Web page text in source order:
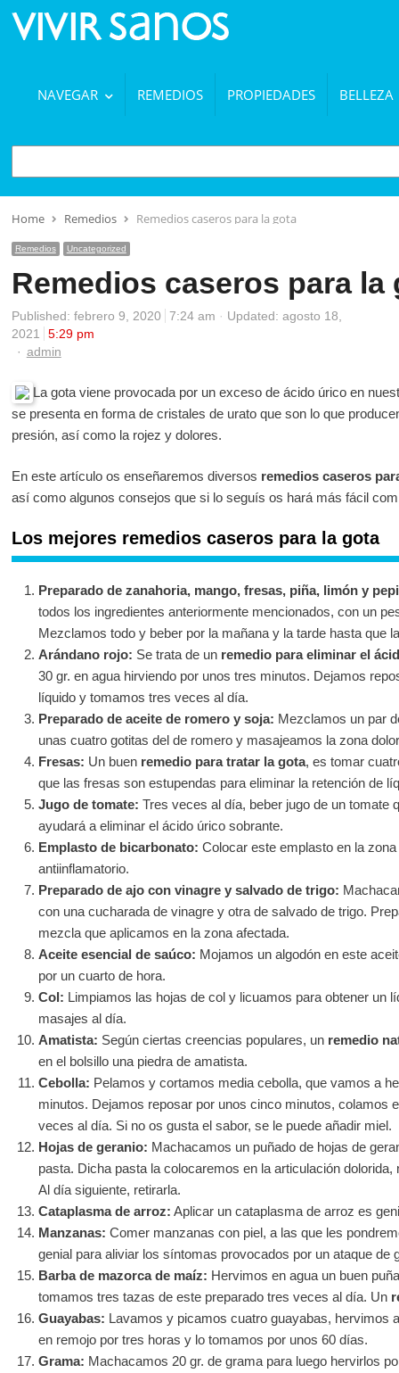
NAVEGAR REMEDIOS PROPIEDADES BELLEZA
BUSCAR
Home Remedios Remedios caseros para la gota
Remedios Uncategorized
Remedios caseros para la
Published: febrero 9, 2020 7:24 am
Updated: agosto 18,
2021
5:29 pm
Author
admin
La gota viene provocada por un exceso de ácido úrico en
se presenta en forma de cristales de urato que son lo que
presión, así como la rojez y dolores.
En este artículo os enseñaremos diversos remedios caseros
así como algunos consejos que si lo seguís os hará más fácil
Los mejores remedios caseros para la gota
Preparado de zanahoria, mango, fresas, piña, limón y
todos los ingredientes anteriormente mencionados, con un
Mezclamos todo y beber por la mañana y la tarde hasta que
Arándano rojo: Se trata de un remedio para eliminar el
30 gr. en agua hirviendo por unos tres minutos. Dejamos
líquido y tomamos tres veces al día.
Preparado de aceite de romero y soja: Mezclamos un par
unas cuatro gotitas del de romero y masajeamos la zona
Fresas: Un buen remedio para tratar la gota, es tomar
que las fresas son estupendas para eliminar la retención de
Jugo de tomate: Tres veces al día, beber jugo de un tomate
ayudará a eliminar el ácido úrico sobrante.
Emplasto de bicarbonato: Colocar este emplasto en la
antiinflamatorio.
Preparado de ajo con vinagre y salvado de trigo:
con una cucharada de vinagre y otra de salvado de trigo.
mezcla que aplicamos en la zona afectada.
Aceite esencial de saúco: Mojamos un algodón en este
por un cuarto de hora.
Col: Limpiamos las hojas de col y licuamos para obtener un
masajes al día.
Amatista: Según ciertas creencias populares, un remedio
en el bolsillo una piedra de amatista.
Cebolla: Pelamos y cortamos media cebolla, que vamos a
minutos. Dejamos reposar por unos cinco minutos, colamos
veces al día. Si no os gusta el sabor, se le puede añadir miel.
Hojas de geranio: Machacamos un puñado de hojas de
pasta. Dicha pasta la colocaremos en la articulación
Al día siguiente, retirarla.
Cataplasma de arroz: Aplicar un cataplasma de arroz es
Manzanas: Comer manzanas con piel, a las que les
genial para aliviar los síntomas provocados por un ataque de
Barba de mazorca de maíz: Hervimos en agua un buen
tomamos tres tazas de este preparado tres veces al día. Un
Guayabas: Lavamos y picamos cuatro guayabas, hervimos
en remojo por tres horas y lo tomamos por unos 60 días.
Grama: Machacamos 20 gr. de grama para luego hervirlos